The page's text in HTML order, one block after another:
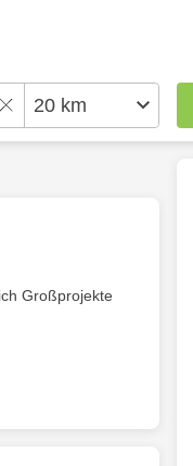
Großprojekte